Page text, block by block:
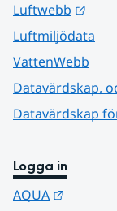
Luftwebb
Luftmiljödata
VattenWebb
Datavärdskap,
Datavärdskap
Logga in
AQUA